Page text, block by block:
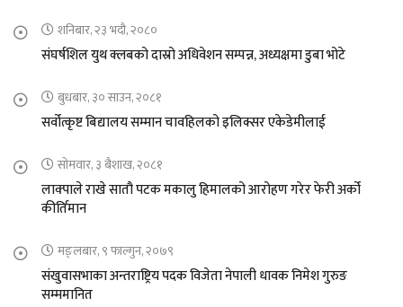
शनिबार, २३ भदौ, २०८०
संघर्षशिल युथ क्लबको दास्रो अधिवेशन सम्पन्न, अध्यक्षमा डुबा भोटे
बुधबार, ३० साउन, २०८१
सर्वोत्कृष्ट बिद्यालय सम्मान चावहिलको इलिक्सर एकेडेमीलाई
सोमवार, ३ बैशाख, २०८१
लाक्पाले राखे सातौ पटक मकालु हिमालको आरोहण गरेर फेरी अर्को
कीर्तिमान
मङ्लबार, ९ फाल्गुन, २०७९
संखुवासभाका अन्तराष्ट्रिय पदक विजेता नेपाली धावक निमेश गुरुङ
सम्ममानित